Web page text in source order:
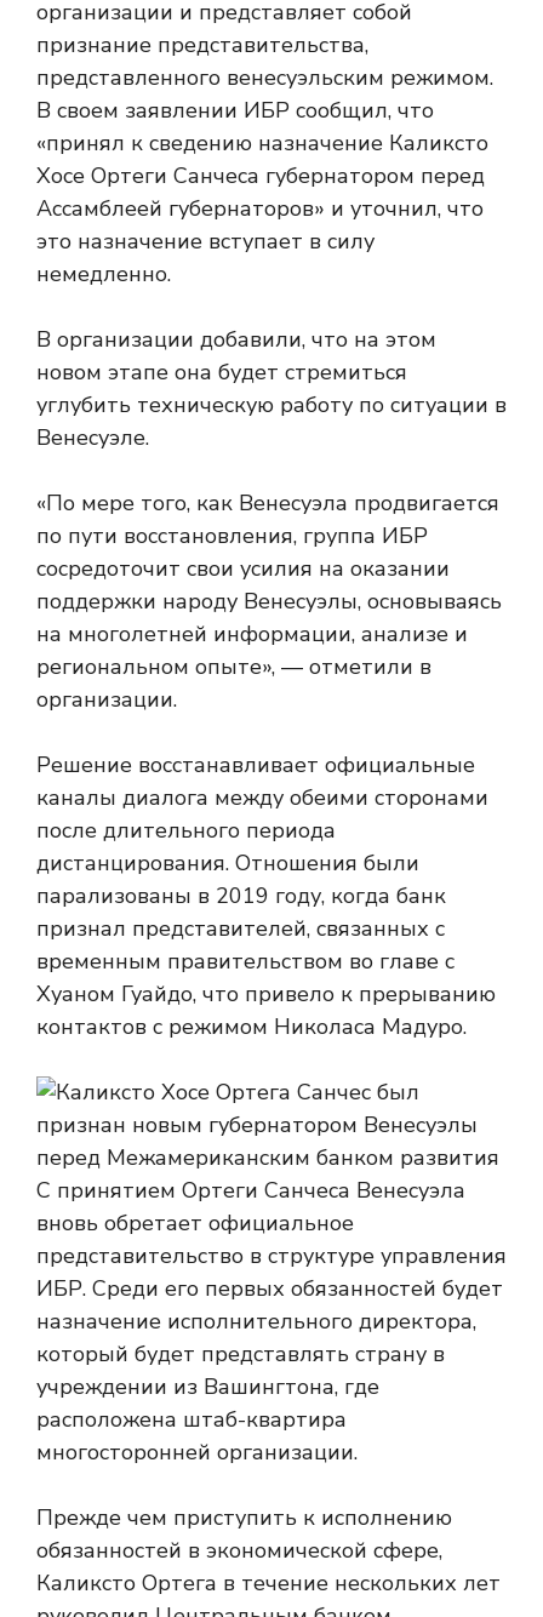
организации и представляет собой
признание представительства,
представленного венесуэльским режимом.
В своем заявлении ИБР сообщил, что
«принял к сведению назначение Каликсто
Хосе Ортеги Санчеса губернатором перед
Ассамблеей губернаторов» и уточнил, что
это назначение вступает в силу
немедленно.
В организации добавили, что на этом
новом этапе она будет стремиться
углубить техническую работу по ситуации в
Венесуэле.
«По мере того, как Венесуэла продвигается
по пути восстановления, группа ИБР
сосредоточит свои усилия на оказании
поддержки народу Венесуэлы, основываясь
на многолетней информации, анализе и
региональном опыте», — отметили в
организации.
Решение восстанавливает официальные
каналы диалога между обеими сторонами
после длительного периода
дистанцирования. Отношения были
парализованы в 2019 году, когда банк
признал представителей, связанных с
временным правительством во главе с
Хуаном Гуайдо, что привело к прерыванию
контактов с режимом Николаса Мадуро.
С принятием Ортеги Санчеса Венесуэла
вновь обретает официальное
представительство в структуре управления
ИБР. Среди его первых обязанностей будет
назначение исполнительного директора,
который будет представлять страну в
учреждении из Вашингтона, где
расположена штаб-квартира
многосторонней организации.
Прежде чем приступить к исполнению
обязанностей в экономической сфере,
Каликсто Ортега в течение нескольких лет